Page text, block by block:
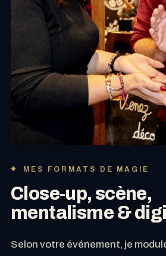
MES FORMATS DE MAGIE
Close-up, scène,
mentalisme &
Selon votre événement, je